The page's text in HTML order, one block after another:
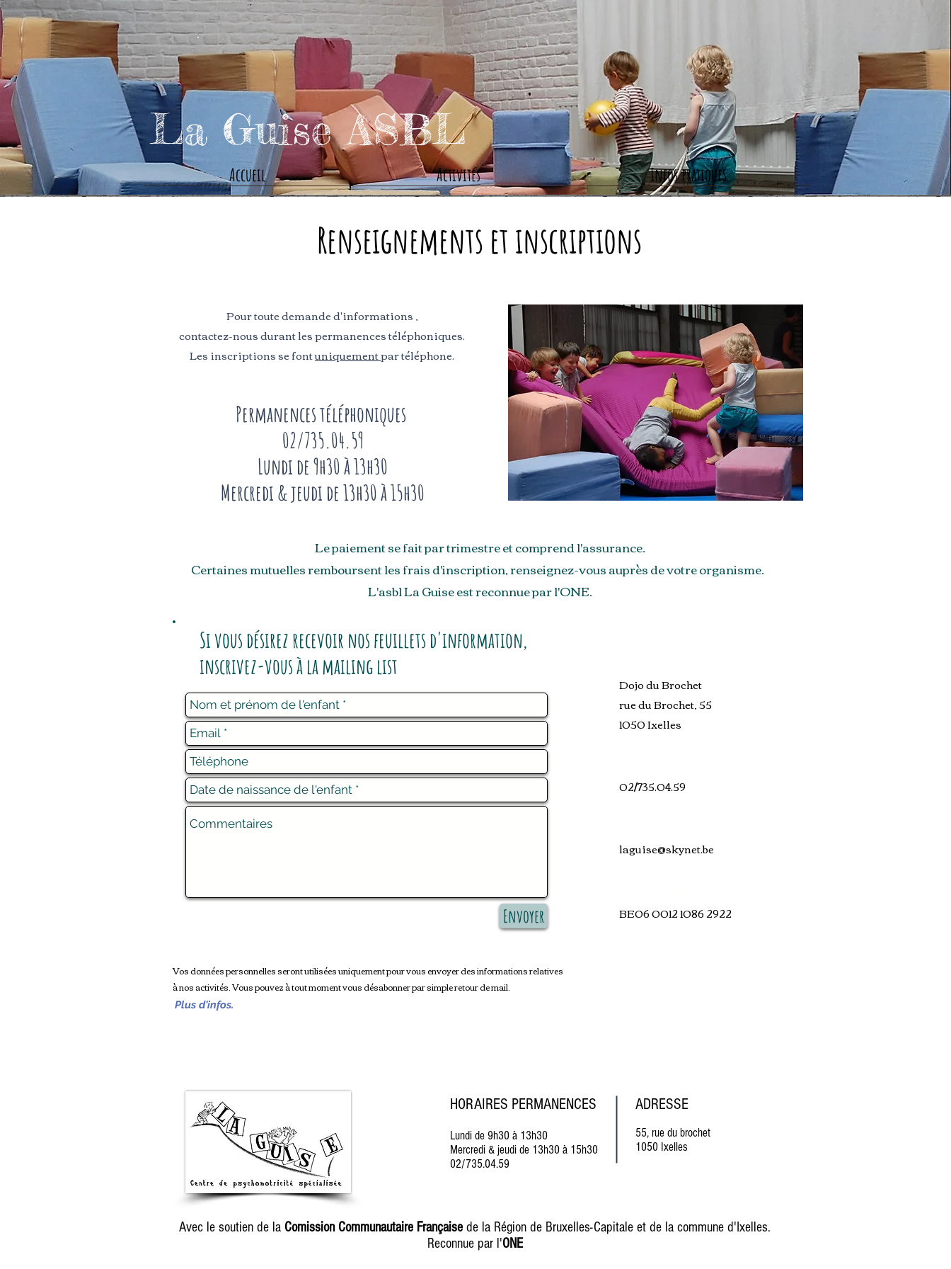
Renseignements et inscriptions
Pour toute demande d'informations ,
contactez-nous durant les permanences téléphoniques.
Les inscriptions se fontuniquementpar téléphone.
Permanences téléphoniques
02/735.04.59
Lundi de 9h30 à 13h30
Mercredi & jeudi de 13h30 à 15h30
Le paiement se fait par trimestre et comprend l'assurance.
Certaines mutuelles remboursent les frais d'inscription, renseignez-vous auprès de votre organisme.
L'asbl La Guise est reconnue par l'ONE.
Si vous désirez recevoir nos feuillets d'information,
inscrivez-vous à la mailing list
Envoyer
Vos données personnelles seront utilisées uniquement pour vous envoyer des informations relatives
à nos activités. Vous pouvez à tout moment vous désabonner par simple retour de mail.
Plus d'infos.
Dojo du Brochet
rue du Brochet, 55
1050 Ixelles
02/735.04.59
laguise@skynet.be
BE06 0012 1086 2922
La Guise ASBL
Accueil Activités Infos pratiques
HORAIRES PERMANENCES
Lundi de 9h30 à 13h30
Mercredi & jeudi de 13h30 à 15h30
02/735.04.59
ADRESSE
55, rue du brochet
1050 Ixelles
Avec le soutien de la Comission Communautaire Française de la Région de Bruxelles-Capitale et de la commune d'Ixelles.
Reconnue par l'ONE